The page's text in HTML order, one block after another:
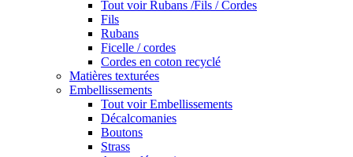
Tout voir Rubans /Fils / Cordes
Fils
Rubans
Ficelle / cordes
Cordes en coton recyclé
Matières texturées
Embellissements
Tout voir Embellissements
Décalcomanies
Boutons
Strass